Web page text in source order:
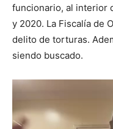
funcionario, al interior
y 2020. La Fiscalía de
delito de torturas.
siendo buscado.